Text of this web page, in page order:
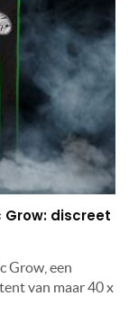
discreet
Grow, een
van maar 40 x